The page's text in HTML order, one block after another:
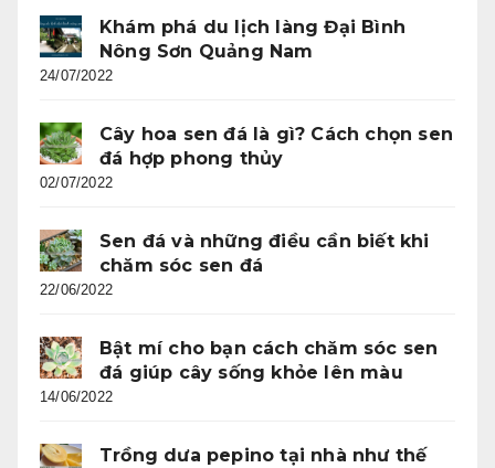
Khám phá du lịch làng Đại Bình
Nông Sơn Quảng Nam
24/07/2022
Cây hoa sen đá là gì? Cách chọn sen
đá hợp phong thủy
02/07/2022
Sen đá và những điều cần biết khi
chăm sóc sen đá
22/06/2022
Bật mí cho bạn cách chăm sóc sen
đá giúp cây sống khỏe lên màu
14/06/2022
Trồng dưa pepino tại nhà như thế